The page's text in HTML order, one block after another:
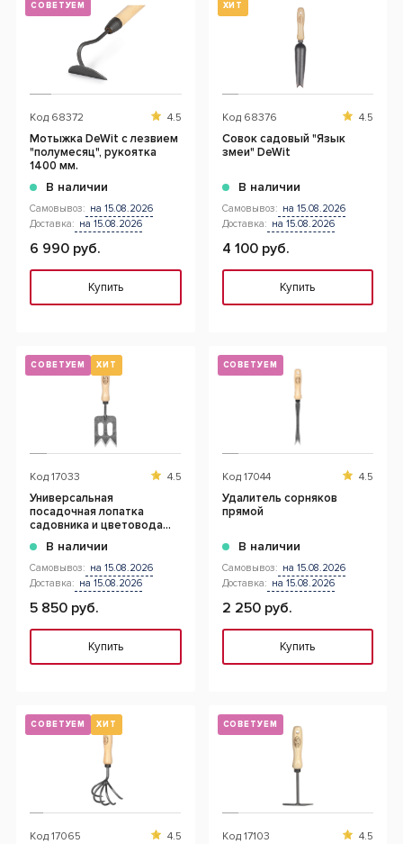
СОВЕТУЕМ
Код 68372 4.5
Мотыжка DeWit с лезвием
"полумесяц", рукоятка
1400 мм.
В наличии
Самовывоз: на 15.08.2026
Доставка: на 15.08.2026
6 990 руб.
Купить
ХИТ
Код 68376 4.5
Совок садовый "Язык
змеи" DeWit
В наличии
Самовывоз: на 15.08.2026
Доставка: на 15.08.2026
4 100 руб.
Купить
СОВЕТУЕМ ХИТ
Код 17033 4.5
Универсальная
посадочная лопатка
садовника и цветовода
В наличии
Самовывоз: на 15.08.2026
Доставка: на 15.08.2026
5 850 руб.
Купить
СОВЕТУЕМ
Код 17044 4.5
Удалитель сорняков
прямой
В наличии
Самовывоз: на 15.08.2026
Доставка: на 15.08.2026
2 250 руб.
Купить
СОВЕТУЕМ ХИТ
Код 17065 4.5
СОВЕТУЕМ
Код 17103 4.5